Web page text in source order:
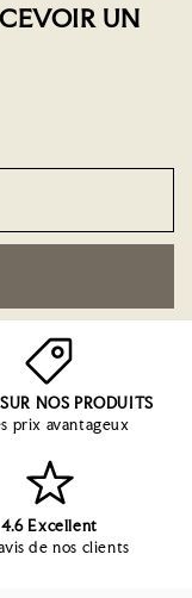
UN
NOS PRODUITS
prix avantageux
4.6 Excellent
de nos clients